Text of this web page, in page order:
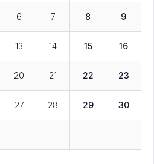
6 7 8 9
13 14 15 16
20 21 22 23
27 28 29 30